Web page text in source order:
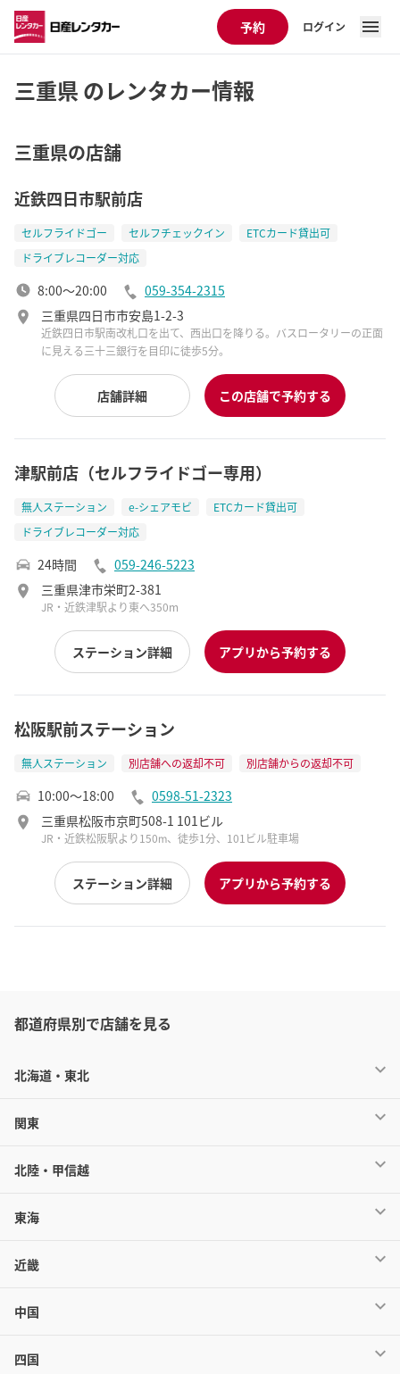
予約 ログイン
三重県 のレンタカー情報
三重県の店舗
近鉄四日市駅前店
セルフライドゴー セルフチェックイン
ETCカード貸出可
ドライブレコーダー対応
8:00～20:00
059-354-2315
三重県四日市市安島1-2-3
近鉄四日市駅南改札口を出て、西出口を降りる。バスロータリーの正面
に見える三十三銀行を目印に徒歩5分。
店舗詳細 この店舗で予約する
津駅前店（セルフライドゴー専用）
無人ステーション e-シェアモビ
ETCカード貸出可
ドライブレコーダー対応
24時間
059-246-5223
三重県津市栄町2-381
JR・近鉄津駅より東へ350m
ステーション詳細 アプリから予約する
松阪駅前ステーション
無人ステーション 別店舗への返却不可 別店舗からの返却不可
10:00～18:00
0598-51-2323
三重県松阪市京町508-1 101ビル
JR・近鉄松阪駅より150ⅿ、徒歩1分、101ビル駐車場
ステーション詳細 アプリから予約する
都道府県別で店舗を見る
北海道・東北
関東
北陸・甲信越
東海
近畿
中国
四国